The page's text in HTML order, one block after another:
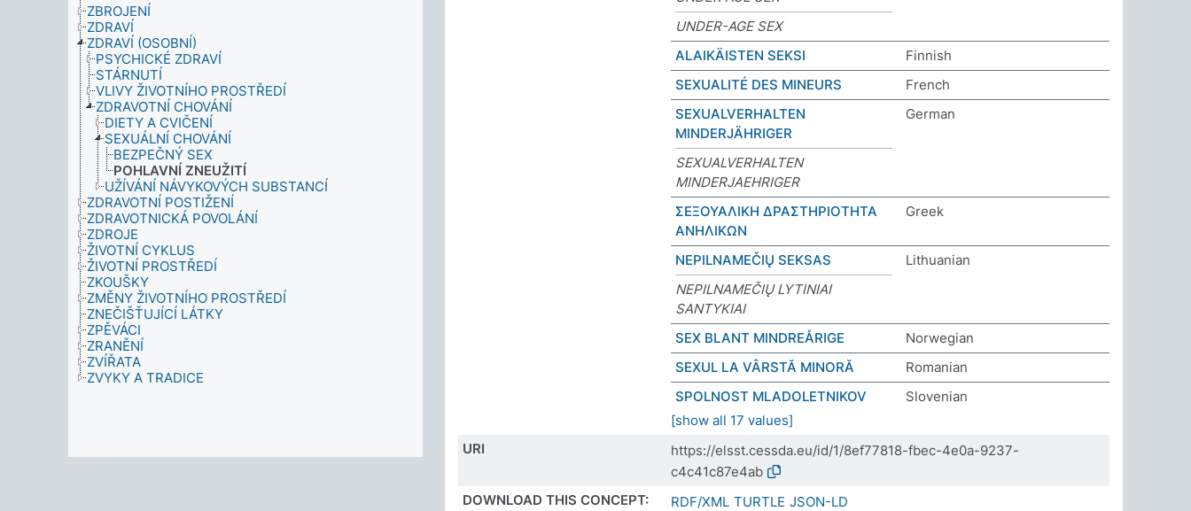
ZBROJENÍ
ZDRAVÍ
ZDRAVÍ (OSOBNÍ)
PSYCHICKÉ ZDRAVÍ
STÁRNUTÍ
VLIVY ŽIVOTNÍHO PROSTŘEDÍ
ZDRAVOTNÍ CHOVÁNÍ
DIETY A CVIČENÍ
SEXUÁLNÍ CHOVÁNÍ
BEZPEČNÝ SEX
POHLAVNÍ ZNEUŽITÍ
UŽÍVÁNÍ NÁVYKOVÝCH SUBSTANCÍ
ZDRAVOTNÍ POSTIŽENÍ
ZDRAVOTNICKÁ POVOLÁNÍ
ZDROJE
ŽIVOTNÍ CYKLUS
ŽIVOTNÍ PROSTŘEDÍ
ZKOUŠKY
ZMĚNY ŽIVOTNÍHO PROSTŘEDÍ
ZNEČIŠŤUJÍCÍ LÁTKY
ZPĚVÁCI
ZRANĚNÍ
ZVÍŘATA
ZVYKY A TRADICE
UNDER-AGE SEX
ALAIKÄISTEN SEKSI
Finnish
SEXUALITÉ DES MINEURS
French
SEXUALVERHALTEN
MINDERJÄHRIGER
German
SEXUALVERHALTEN
MINDERJAEHRIGER
ΣΕΞΟΥΑΛΙΚΗ ΔΡΑΣΤΗΡΙΟΤΗΤΑ
ΑΝΗΛΙΚΩΝ
Greek
NEPILNAMEČIŲ SEKSAS
Lithuanian
NEPILNAMEČIŲ LYTINIAI
SANTYKIAI
SEX BLANT MINDREÅRIGE
Norwegian
SEXUL LA VÂRSTĂ MINORĂ
Romanian
SPOLNOST MLADOLETNIKOV
Slovenian
[show all 17 values]
URI
https://elsst.cessda.eu/id/1/8ef77818-fbec-4e0a-9237-
c4c41c87e4ab
DOWNLOAD THIS CONCEPT:
RDF/XML TURTLE JSON-LD